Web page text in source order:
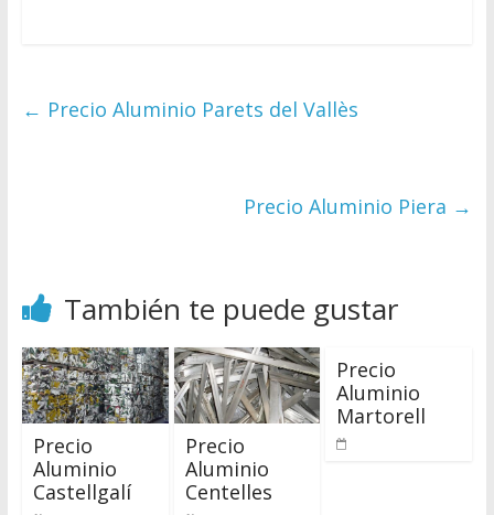
← Precio Aluminio Parets del Vallès
Precio Aluminio Piera →
También te puede gustar
Precio
Aluminio
Castellgalí
Precio
Aluminio
Centelles
Precio
Aluminio
Martorell